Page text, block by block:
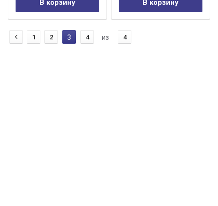
В корзину В корзину
1 2 3 4 из 4